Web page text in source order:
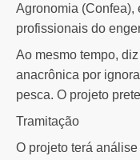
Agronomia (Confea),
profissionais do
Ao mesmo tempo,
anacrônica por
pesca. O projeto
Tramitação
O projeto terá